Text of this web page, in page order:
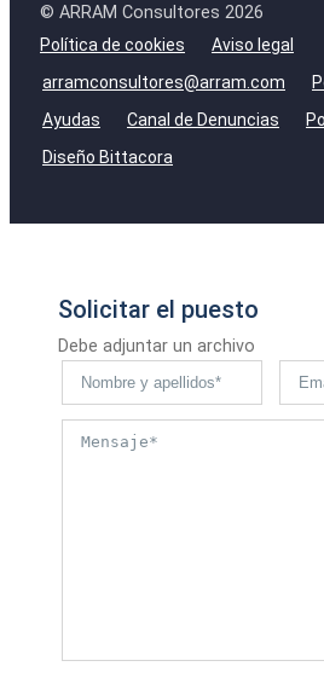
© ARRAM Consultores 2026
Política de cookies
Aviso legal
arramconsultores@arram.com
Ayudas
Canal de Denuncias
Diseño Bittacora
Solicitar el puesto
Debe adjuntar un archivo